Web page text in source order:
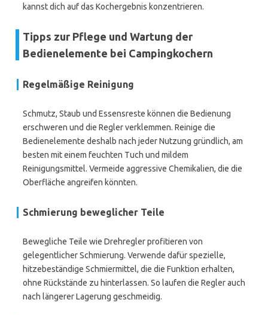
kannst dich auf das Kochergebnis konzentrieren.
Tipps zur Pflege und Wartung der
Bedienelemente bei Campingkochern
Regelmäßige Reinigung
Schmutz, Staub und Essensreste können die Bedienung
erschweren und die Regler verklemmen. Reinige die
Bedienelemente deshalb nach jeder Nutzung gründlich, am
besten mit einem feuchten Tuch und mildem
Reinigungsmittel. Vermeide aggressive Chemikalien, die die
Oberfläche angreifen könnten.
Schmierung beweglicher Teile
Bewegliche Teile wie Drehregler profitieren von
gelegentlicher Schmierung. Verwende dafür spezielle,
hitzebeständige Schmiermittel, die die Funktion erhalten,
ohne Rückstände zu hinterlassen. So laufen die Regler auch
nach längerer Lagerung geschmeidig.